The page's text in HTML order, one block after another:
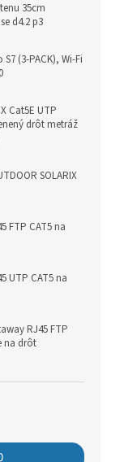
35cm
d4.2 p3
S7 (3-PACK), Wi-Fi
Cat5E UTP
drôt metráž
SOLARIX
FTP CAT5 na
UTP CAT5 na
RJ45 FTP
na drôt